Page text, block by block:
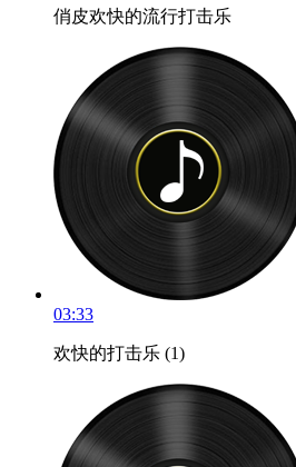
俏皮欢快的流行打击乐
03:33
欢快的打击乐 (1)